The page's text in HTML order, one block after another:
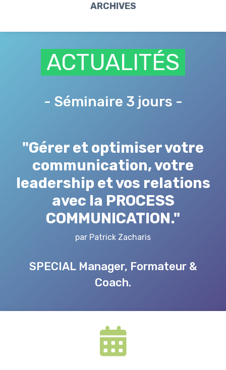
ARCHIVES
ACTUALITÉS
- Séminaire 3 jours -
"Gérer et optimiser votre
communication, votre
leadership et vos relations
avec la PROCESS
COMMUNICATION."
par Patrick Zacharis
SPECIAL Manager, Formateur &
Coach.